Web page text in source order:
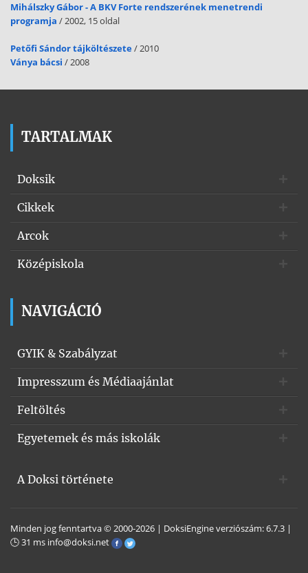
Mihálszky Gábor - A BKV Forte rendszerének menetrendi
programja / 2002, 15 oldal
Petőfi Sándor tájköltészete/ 2010
Ványa bácsi / 2008
TARTALMAK
Doksik
Cikkek
Arcok
Középiskola
NAVIGÁCIÓ
GYIK & Szabályzat
Impresszum és Médiaajánlat
Feltöltés
Egyetemek és más iskolák
A Doksi története
Minden jog fenntartva © 2000-2026 | DoksiEngine verziószám: 6.7.3 |
🕒 31 ms info@doksi.net